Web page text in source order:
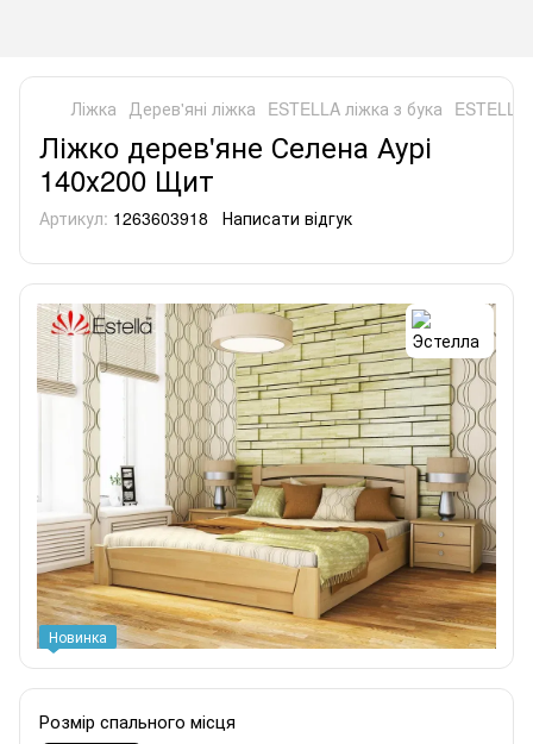
Ліжка Дерев'яні ліжка ESTELLA ліжка з бука
Ліжко дерев'яне Селена Аурі
140х200 Щит
Артикул: 1263603918 Написати відгук
Новинка
Розмір спального місця